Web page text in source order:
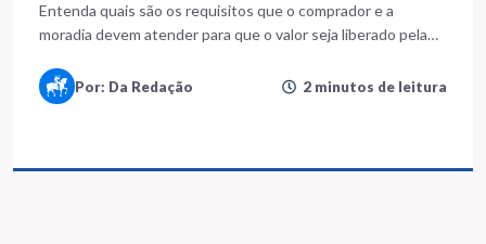
Entenda quais são os requisitos que o comprador e a
moradia devem atender para que o valor seja liberado pela
Por: Da Redação 2 minutos de leitura